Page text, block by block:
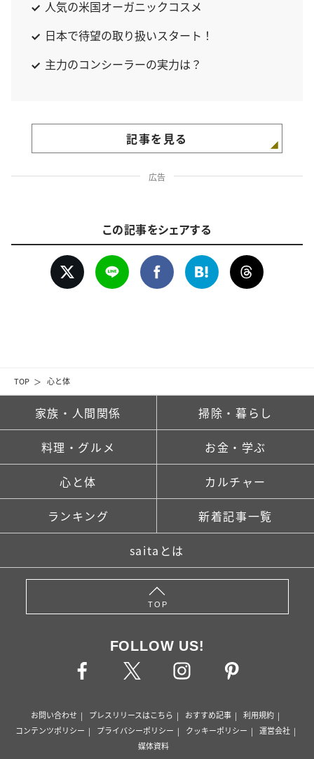
TOP 心と体
人気の米国オーガニックコスメ
日本で待望の取り扱いスタート！
主力のコンシーラーの実力は？
記事を見る
広告
この記事をシェアする
家族・人間関係 掃除・暮らし
料理・グルメ お金・学ぶ
心と体 カルチャー
ランキング 新着記事一覧
saitaとは
TOP
FOLLOW US!
お問い合わせ プレスリリースはこちら おすすめ記事
利用規約
コンテンツポリシー
プライバシーポリシー クッキーポリシー
運営会社
媒体資料